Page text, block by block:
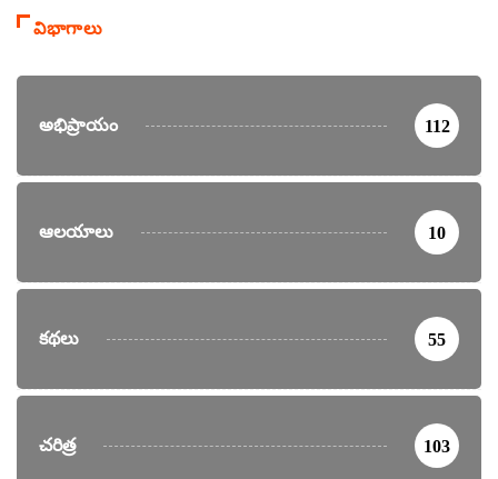
విభాగాలు
అభిప్రాయం 112
ఆలయాలు 10
కథలు 55
చరిత్ర 103